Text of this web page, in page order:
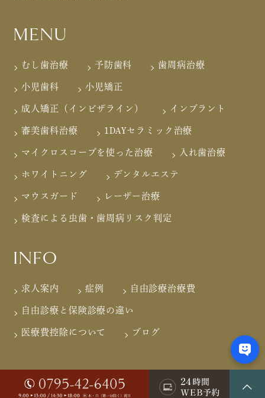
MENU
むし歯治療 予防歯科 歯周病治療
小児歯科 小児矯正
成人矯正（インビザライン） インプラント
審美歯科治療 1DAYセラミック治療
マイクロスコープを使った治療 入れ歯治療
ホワイトニング デンタルエステ
マウスガード レーザー治療
検査による虫歯・歯周病リスク判定
INFO
求人案内 症例 自由診療治療費
自由診療と保険診療の違い
医療費控除について ブログ
Copyright © 医療法人真心会ふくおか歯科 兵庫県加東市の歯科医院・歯